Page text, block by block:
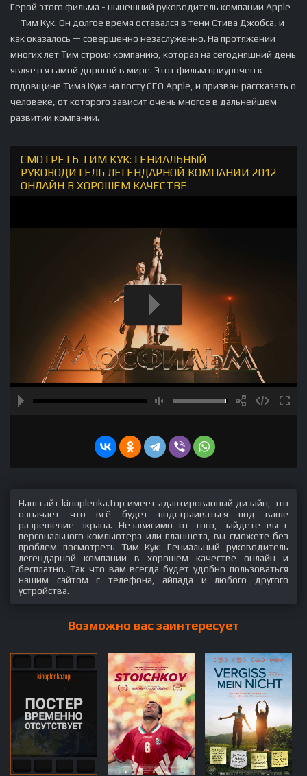
Герой этого фильма - нынешний руководитель компании Apple
— Тим Кук. Он долгое время оставался в тени Стива Джобса, и
как оказалось — совершенно незаслуженно. На протяжении
многих лет Тим строил компанию, которая на сегодняшний день
является самой дорогой в мире. Этот фильм приурочен к
годовщине Тима Кука на посту CEO Apple, и призван рассказать о
человеке, от которого зависит очень многое в дальнейшем
развитии компании.
СМОТРЕТЬ ТИМ КУК: ГЕНИАЛЬНЫЙ
РУКОВОДИТЕЛЬ ЛЕГЕНДАРНОЙ КОМПАНИИ 2012
ОНЛАЙН В ХОРОШЕМ КАЧЕСТВЕ
Наш сайт kinoplenka.top имеет адаптированный дизайн, это
означает что всё будет подстраиваться под ваше
разрешение экрана. Независимо от того, зайдете вы с
персонального компьютера или планшета, вы сможете без
проблем посмотреть Тим Кук: Гениальный руководитель
легендарной компании в хорошем качестве онлайн и
бесплатно. Так что вам всегда будет удобно пользоваться
нашим сайтом с телефона, айпада и любого другого
устройства.
Возможно вас заинтересует